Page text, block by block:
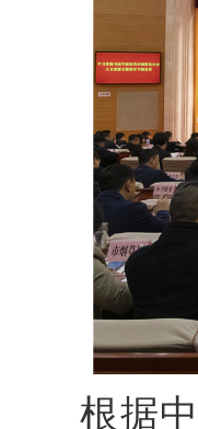
根据中